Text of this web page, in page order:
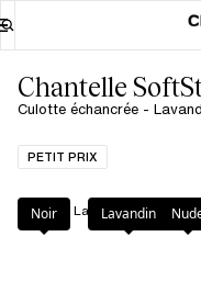
Chantelle
Culotte échancrée -
PETIT PRIX
Couleur Lavandin
Noir Lavandin